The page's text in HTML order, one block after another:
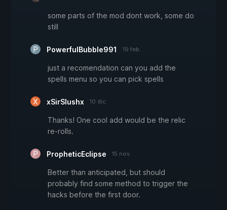
some parts of the mod dont work, some do
still
PowerfulBubble991 19 feb.
just a recomendation can you add the
spells menu so you can pick spells
xSirSlushx 10 dic.
Thanks! One cool add would be the relic
re-rolls.
PropheticEclipse 15 nov.
Better than anticipated, but should
probably find some method to trigger the
hacks before the first door.